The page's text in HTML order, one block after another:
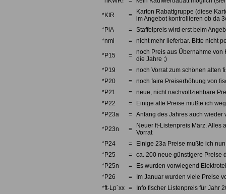
*KtR =
Karton Rabattgruppe (diese
im Angebot kontrollieren ob da
*PiA
= Staffelpreis wird erst beim
*nml
= nicht mehr lieferbar. Bitte nicht
*P15 = noch Preis aus Übernahme von
die Jahre ;)
*P19
= noch Vorrat zum schönen alten
*P20
= noch faire Preiserhöhung von
*P21
= neue, nicht nachvollziehbare
*P22
=
Einige alte Preise mußte ich
*P23a
= Anfang des Jahres auch
*P23n =
Neuer ft-Listenpreis März. Alles
Vorrat
*P24
=
Einige 23a Preise mußte ich
*P25
= ca. 200 neue günstigere Preise
*P25n
=
Es wurden vorwiegend
*P26
=
Im Januar wurden viele Preise
*ft-Lp´xx =
Info fischer Listenpreis für Jahr